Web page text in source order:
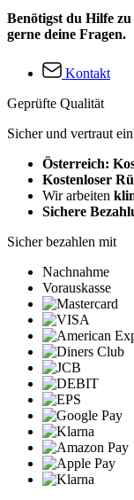
Benötigst du Hilfe
gerne deine Fragen.
Kontakt
Geprüfte Qualität
Sicher und vertraut
Österreich:
Kostenloser
Wir arbeiten
Sichere
Sicher bezahlen mit
Nachnahme
Vorauskasse